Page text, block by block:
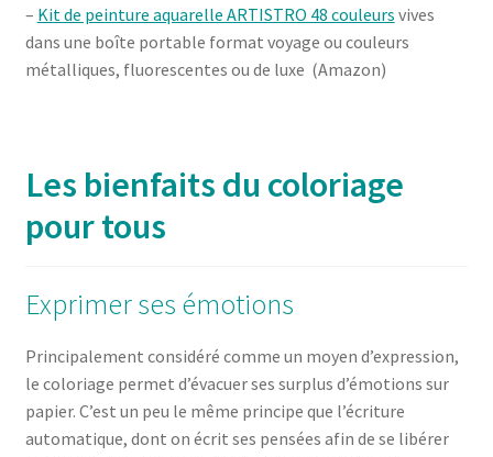
– Kit de peinture aquarelle ARTISTRO 48 couleurs vives
dans une boîte portable format voyage ou couleurs
métalliques, fluorescentes ou de luxe (Amazon)
Les bienfaits du coloriage
pour tous
Exprimer ses émotions
Principalement considéré comme un moyen d’expression,
le coloriage permet d’évacuer ses surplus d’émotions sur
papier. C’est un peu le même principe que l’écriture
automatique, dont on écrit ses pensées afin de se libérer